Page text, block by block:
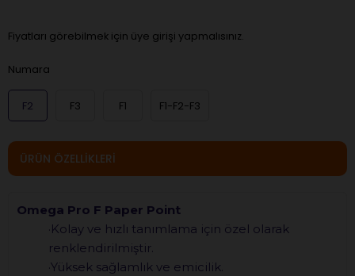
Fiyatları görebilmek için üye girişi yapmalısınız.
Numara
F2 F3 F1 F1-F2-F3
ÜRÜN ÖZELLIKLERI
Omega Pro F Paper Point
·Kolay ve hızlı tanımlama için özel olarak
renklendirilmiştir.
·Yüksek sağlamlık ve emicilik.